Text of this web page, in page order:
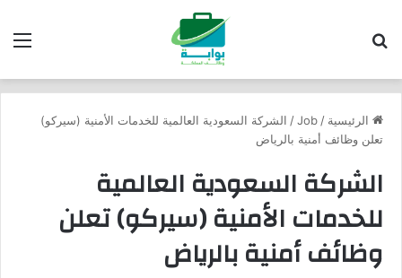
الرئيسية /
Job
/ الشركة السعودية العالمية للخدمات الأمنية (سيركو)
تعلن وظائف أمنية بالرياض
الشركة السعودية العالمية
للخدمات الأمنية (سيركو) تعلن
وظائف أمنية بالرياض